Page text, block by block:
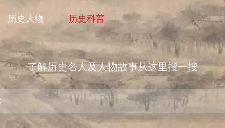
历史人物 历史科普
了解历史名人及人物故事从这里搜一搜